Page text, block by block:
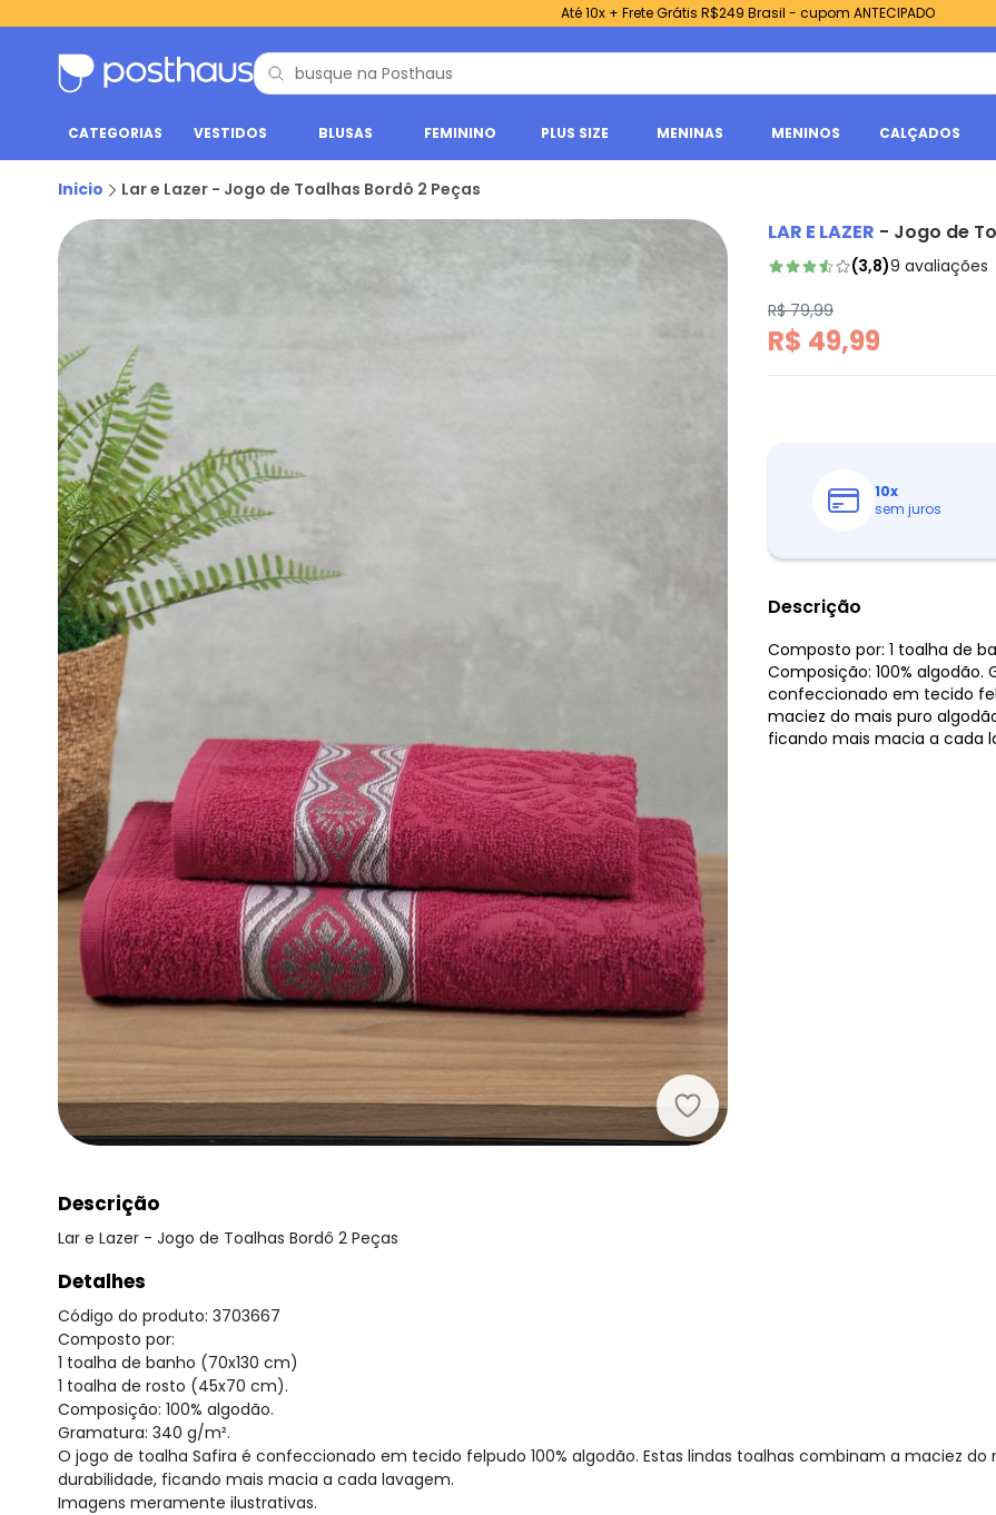
Até 10x + Frete Grátis R$249 Brasil - cupom ANTECIPADO
CATEGORIAS VESTIDOS BLUSAS FEMININO PLUS SIZE MENINAS MENINOS CALÇADOS
Inicio Lar e Lazer - Jogo de Toalhas Bordô 2 Peças
Lar e Lazer - Jogo de Toalhas Bordô
LAR E LAZER - Jogo de
(3,8)9 avaliações
R$ 79,99
R$ 49,99
10x
sem juros
Descrição
Composto por: 1 toalha de
Composição: 100%
confeccionado em tecido
maciez do mais puro
ficando mais macia a cada
Descrição
Lar e Lazer - Jogo de Toalhas Bordô 2 Peças
Detalhes
Código do produto: 3703667
Composto por:
1 toalha de banho (70x130 cm)
1 toalha de rosto (45x70 cm).
Composição: 100% algodão.
Gramatura: 340 g/m².
O jogo de toalha Safira é confeccionado em tecido felpudo 100% algodão. Estas lindas toalhas combinam a maciez
durabilidade, ficando mais macia a cada lavagem.
Imagens meramente ilustrativas.